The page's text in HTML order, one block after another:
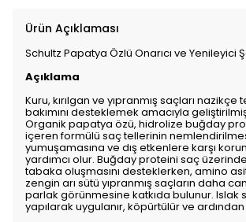
Ürün Açıklaması
Schultz Papatya Özlü Onarıcı ve Yenileyici
Açıklama
Kuru, kırılgan ve yıpranmış saçları
bakımını desteklemek amacıyla
Organik papatya özü, hidrolize buğday
içeren formülü saç tellerinin
yumuşamasına ve dış etkenlere karşı
yardımcı olur. Buğday proteini saç
tabaka oluşmasını desteklerken, amino
zengin arı sütü yıpranmış saçların daha
parlak görünmesine katkıda bulunur. Islak
yapılarak uygulanır, köpürtülür ve